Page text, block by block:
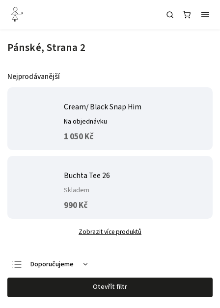
Pánské, Strana 2
Nejprodávanější
Cream/ Black Snap Him
Na objednávku
1 050 Kč
Buchta Tee 26
Skladem
990 Kč
Zobrazit více produktů
Doporučujeme
Nejlevnější
Nejdražší
Otevřít filtr